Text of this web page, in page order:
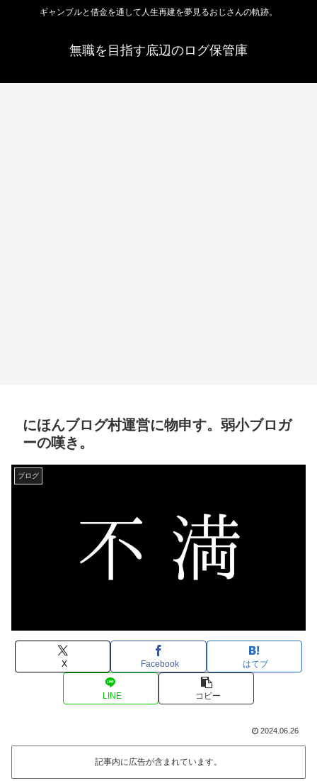
ギャンブルと借金を通して人生再建を夢見るおじさんの軌跡。
無職を目指す底辺のログ保管庫
にほんブログ村運営に物申す。弱小ブロガ
ーの嘆き。
ブログ
X Facebook はてブ
LINE コピー
2024.06.26
記事内に広告が含まれています。